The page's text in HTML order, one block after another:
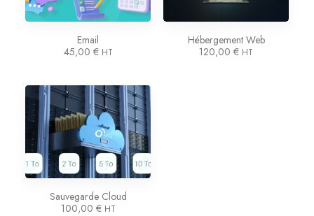
Email
45,00 € HT
Hébergement Web
120,00 € HT
Sauvegarde Cloud
100,00 € HT